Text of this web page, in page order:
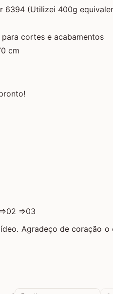
6394 (Utilizei 400g
cortes e acabamentos
cm
⇒02 ⇒03
Agradeço de coração